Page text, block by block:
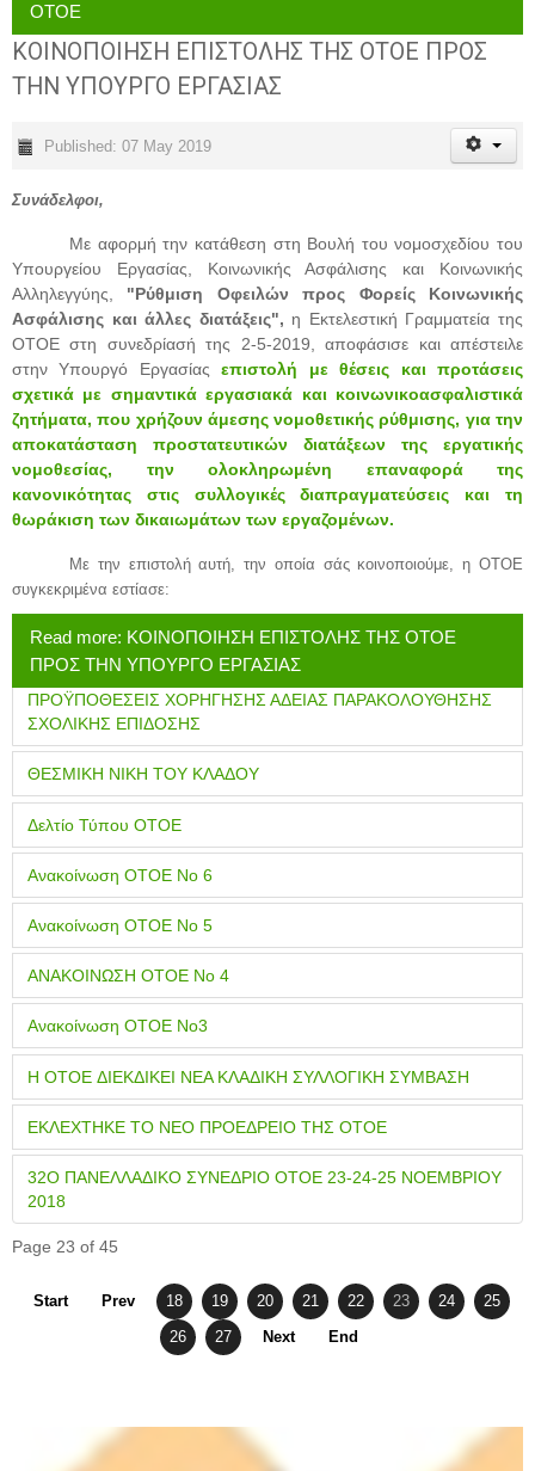
ΟΤΟΕ
ΚΟΙΝΟΠΟΙΗΣΗ ΕΠΙΣΤΟΛΗΣ ΤΗΣ ΟΤΟΕ ΠΡΟΣ
ΤΗΝ ΥΠΟΥΡΓΟ ΕΡΓΑΣΙΑΣ
Published: 07 May 2019
Συνάδελφοι,
Με αφορμή την κατάθεση στη Βουλή του νομοσχεδίου του
Υπουργείου Εργασίας, Κοινωνικής Ασφάλισης και Κοινωνικής
Αλληλεγγύης, "Ρύθμιση Οφειλών προς Φορείς Κοινωνικής
Ασφάλισης και άλλες διατάξεις",η Εκτελεστική Γραμματεία της
ΟΤΟΕ στη συνεδρίασή της 2-5-2019, αποφάσισε και απέστειλε
στην Υπουργό Εργασίαςεπιστολή μεθέσεις και προτάσεις
σχετικά με σημαντικά εργασιακά και κοινωνικοασφαλιστικά
ζητήματα, που χρήζουν άμεσης νομοθετικής ρύθμισης, για την
αποκατάσταση προστατευτικών διατάξεων της εργατικής
νομοθεσίας, την ολοκληρωμένη επαναφορά της
κανονικότητας στις συλλογικές διαπραγματεύσεις και τη
θωράκιση των δικαιωμάτων των εργαζομένων.
Με την επιστολή αυτή, την οποία σάς κοινοποιούμε, η ΟΤΟΕ
συγκεκριμένα εστίασε:
Read more: ΚΟΙΝΟΠΟΙΗΣΗ ΕΠΙΣΤΟΛΗΣ ΤΗΣ ΟΤΟΕ
ΠΡΟΣ ΤΗΝ ΥΠΟΥΡΓΟ ΕΡΓΑΣΙΑΣ
ΠΡΟΫΠΟΘΕΣΕΙΣ ΧΟΡΗΓΗΣΗΣ ΑΔΕΙΑΣ ΠΑΡΑΚΟΛΟΥΘΗΣΗΣ
ΣΧΟΛΙΚΗΣ ΕΠΙΔΟΣΗΣ
ΘΕΣΜΙΚΗ ΝΙΚΗ ΤΟΥ ΚΛΑΔΟΥ
Δελτίο Τύπου ΟΤΟΕ
Ανακοίνωση ΟΤΟΕ Νο 6
Ανακοίνωση ΟΤΟΕ Νο 5
ΑΝΑΚΟΙΝΩΣΗ ΟΤΟΕ Νο 4
Ανακοίνωση ΟΤΟΕ Νο3
H OTOE ΔΙΕΚΔΙΚΕΙ ΝΕΑ ΚΛΑΔΙΚΗ ΣΥΛΛΟΓΙΚΗ ΣΥΜΒΑΣΗ
ΕΚΛΕΧΤΗΚΕ ΤΟ ΝΕΟ ΠΡΟΕΔΡΕΙΟ ΤΗΣ ΟΤΟΕ
32Ο ΠΑΝΕΛΛΑΔΙΚΟ ΣΥΝΕΔΡΙΟ ΟΤΟΕ 23-24-25 ΝΟΕΜΒΡΙΟΥ
2018
Page 23 of 45
Start Prev 18 19 20 21 22 23 24 25
26 27 Next End